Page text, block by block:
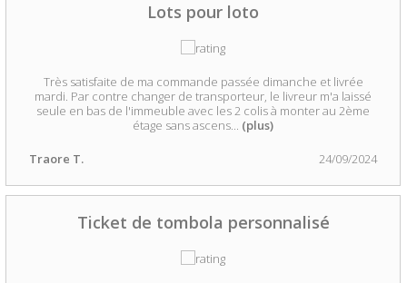
Lots pour loto
Très satisfaite de ma commande passée dimanche et livrée
mardi. Par contre changer de transporteur, le livreur m'a laissé
seule en bas de l'immeuble avec les 2 colis à monter au 2ème
étage sans ascens... (plus)
Traore T. 24/09/2024
Ticket de tombola personnalisé